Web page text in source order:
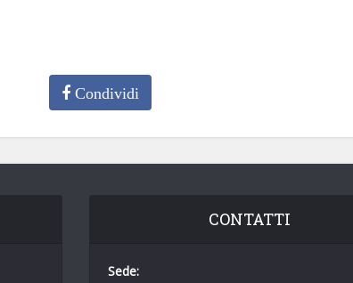
Condividi
CONTATTI
Sede: